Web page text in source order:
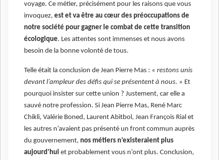
voyage. Ce métier, précisément pour les raisons que vous
invoquez, est et va être au cœur des préoccupations de
notre société pour gagner le combat de cette transition
écologique. Les attentes sont immenses et nous avons
besoin de la bonne volonté de tous.
Telle était la conclusion de Jean Pierre Mas : « restons unis
devant l’ampleur des défis qui se présentent à nous. » Et
pourquoi insister sur cette union ? Justement, car elle a
sauvé notre profession. Si Jean Pierre Mas, René Marc
Chikli, Valérie Boned, Laurent Abitbol, Jean François Rial et
les autres n’avaient pas présenté un front commun auprès
du gouvernement, nos métiers n’existeraient plus
aujourd’hui et probablement vous n’ont plus. Conclusion,